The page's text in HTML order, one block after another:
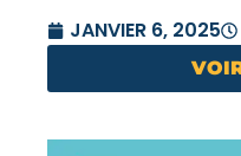
JANVIER 6, 2025